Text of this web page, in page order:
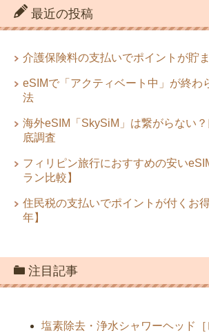
最近の投稿
介護保険料の支払いでポイントが貯
eSIMで「アクティベート中」が終わ
法
海外eSIM「SkySiM」は繋がらない
底調査
フィリピン旅行におすすめの安い
ラン比較】
住民税の支払いでポイントが付くお
年】
注目記事
塩素除去・浄水シャワーヘッド